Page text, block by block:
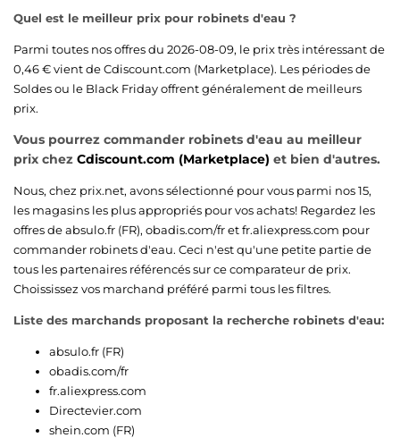
Quel est le meilleur prix pour robinets d'eau ?
Parmi toutes nos offres du 2026-08-09, le prix très intéressant de
0,46 € vient deCdiscount.com (Marketplace). Les périodes de
Soldes ou le Black Friday offrent généralement de meilleurs
prix.
Vous pourrez commander robinets d'eau au meilleur
prix chez Cdiscount.com (Marketplace) et bien d'autres.
Nous, chez prix.net, avons sélectionné pour vous parmi nos 15,
les magasins les plus appropriés pour vos achats! Regardez les
offres deabsulo.fr (FR), obadis.com/fretfr.aliexpress.com pour
commander robinets d'eau. Ceci n'est qu'une petite partie de
tous les partenaires référencés sur ce comparateur de prix.
Choississez vos marchand préféré parmi tous les filtres.
Liste des marchands proposant la recherche robinets d'eau:
absulo.fr (FR)
obadis.com/fr
fr.aliexpress.com
Directevier.com
shein.com (FR)